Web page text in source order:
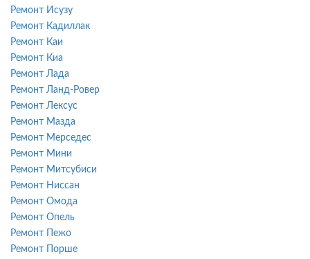
Ремонт Исузу
Ремонт Кадиллак
Ремонт Каи
Ремонт Киа
Ремонт Лада
Ремонт Ланд-Ровер
Ремонт Лексус
Ремонт Мазда
Ремонт Мерседес
Ремонт Мини
Ремонт Митсубиси
Ремонт Ниссан
Ремонт Омода
Ремонт Опель
Ремонт Пежо
Ремонт Порше